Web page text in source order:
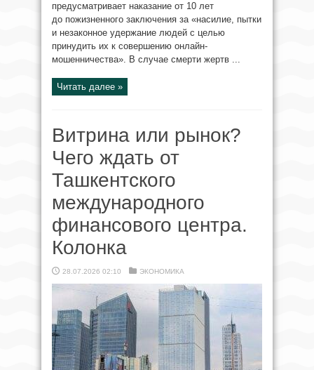
предусматривает наказание от 10 лет
до пожизненного заключения за «насилие, пытки
и незаконное удержание людей с целью
принудить их к совершению онлайн-
мошенничества». В случае смерти жертв ...
Читать далее »
Витрина или рынок?
Чего ждать от
Ташкентского
международного
финансового центра.
Колонка
28.07.2026 02:10 ЭКОНОМИКА